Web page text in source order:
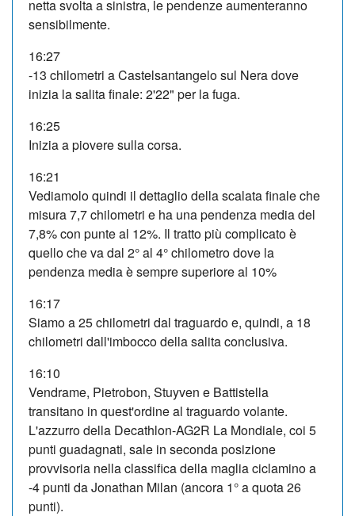
netta svolta a sinistra, le pendenze aumenteranno
sensibilmente.
16:27
-13 chilometri a Castelsantangelo sul Nera dove
inizia la salita finale: 2'22" per la fuga.
16:25
Inizia a piovere sulla corsa.
16:21
Vediamolo quindi il dettaglio della scalata finale che
misura 7,7 chilometri e ha una pendenza media del
7,8% con punte al 12%. Il tratto più complicato è
quello che va dal 2° al 4° chilometro dove la
pendenza media è sempre superiore al 10%
16:17
Siamo a 25 chilometri dal traguardo e, quindi, a 18
chilometri dall'imbocco della salita conclusiva.
16:10
Vendrame, Pietrobon, Stuyven e Battistella
transitano in quest'ordine al traguardo volante.
L'azzurro della Decathlon-AG2R La Mondiale, coi 5
punti guadagnati, sale in seconda posizione
provvisoria nella classifica della maglia ciclamino a
-4 punti da Jonathan Milan (ancora 1° a quota 26
punti).